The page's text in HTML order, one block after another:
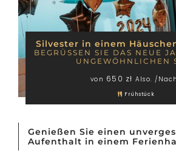
Silvester in einem
BEGRÜSSEN SIE DAS NEUE
NGEWÖHNLICHEN
von 650 zł Also. /
Frühstück
Genießen Sie einen
Aufenthalt in einem